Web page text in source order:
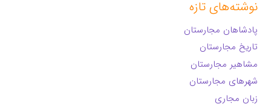
نوشته‌های تازه
پادشاهان مجارستان
تاریخ مجارستان
مشاهیر مجارستان
شهرهای مجارستان
زبان مجاری